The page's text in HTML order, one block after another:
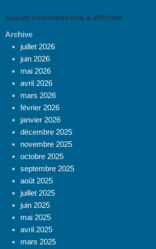
Aucun commentaire à afficher.
Archive
juillet 2026
juin 2026
mai 2026
avril 2026
mars 2026
février 2026
janvier 2026
décembre 2025
novembre 2025
octobre 2025
septembre 2025
août 2025
juillet 2025
juin 2025
mai 2025
avril 2025
mars 2025